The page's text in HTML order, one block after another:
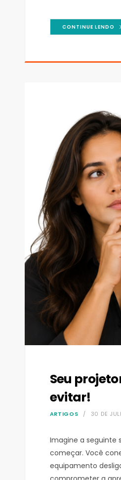
CONTINUE LENDO
Seu
evitar!
ARTIGOS 30 DE
Imagine a seguinte
começar. Você
equipamento